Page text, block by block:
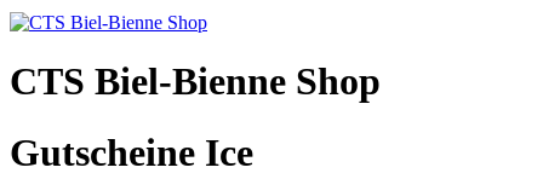
CTS Biel-Bienne Shop
Gutscheine Ice